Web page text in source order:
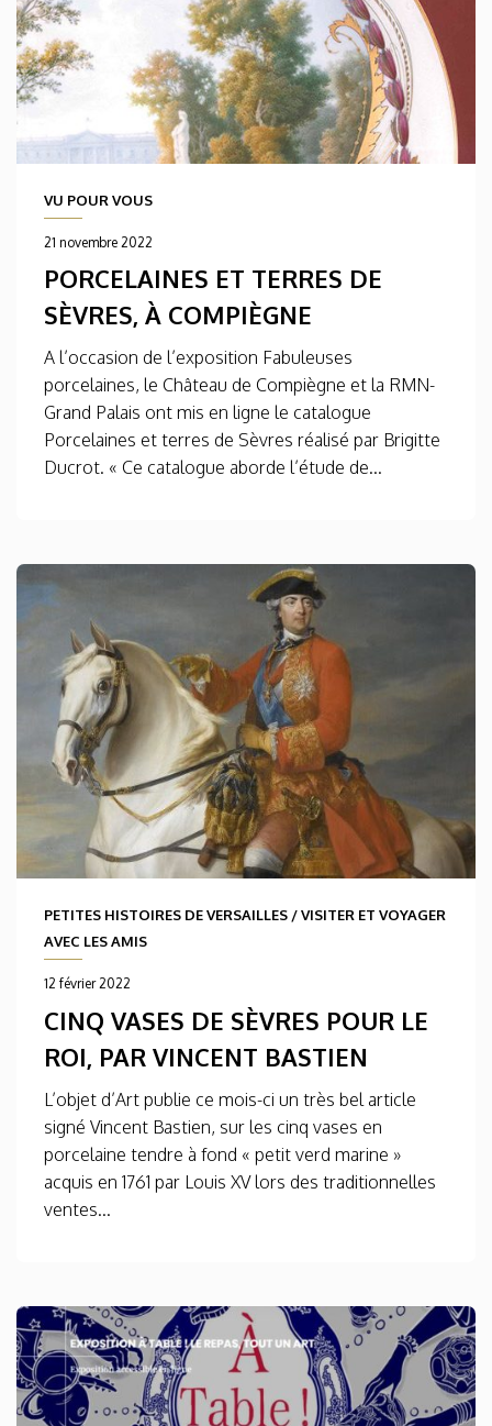
VU POUR VOUS
21 novembre 2022
PORCELAINES ET TERRES DE
SÈVRES, À COMPIÈGNE
A l’occasion de l’exposition Fabuleuses
porcelaines, le Château de Compiègne et la RMN-
Grand Palais ont mis en ligne le catalogue
Porcelaines et terres de Sèvres réalisé par Brigitte
Ducrot. « Ce catalogue aborde l’étude de...
PETITES HISTOIRES DE VERSAILLES /VISITER ET VOYAGER
AVEC LES AMIS
12 février 2022
CINQ VASES DE SÈVRES POUR LE
ROI, PAR VINCENT BASTIEN
L’objet d’Art publie ce mois-ci un très bel article
signé Vincent Bastien, sur les cinq vases en
porcelaine tendre à fond « petit verd marine »
acquis en 1761 par Louis XV lors des traditionnelles
ventes...